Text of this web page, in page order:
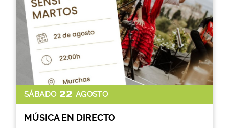
SÁBADO 22 AGOSTO
MÚSICA EN DIRECTO